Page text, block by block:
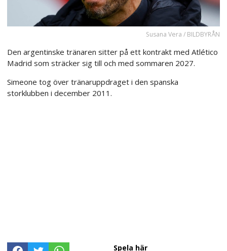
Susana Vera / BILDBYRÅN
Den argentinske tränaren sitter på ett kontrakt med Atlético
Madrid som sträcker sig till och med sommaren 2027.
Simeone tog över tränaruppdraget i den spanska
storklubben i december 2011.
Spela här